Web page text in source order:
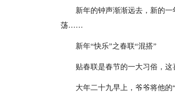
新年的钟声渐渐远去，新的
荡……
新年“快乐”之春联“混搭”
贴春联是春节的一大习俗，这
大年二十九早上，爷爷将他